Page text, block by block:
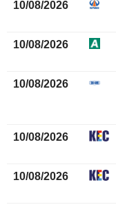
10/08/2026
10/08/2026
10/08/2026
10/08/2026
10/08/2026